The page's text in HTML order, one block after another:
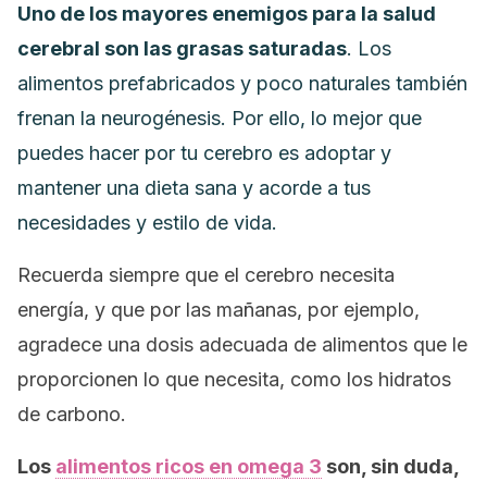
Uno de los mayores enemigos para la salud
cerebral son las grasas saturadas. Los
alimentos prefabricados y poco naturales también
frenan la neurogénesis. Por ello, lo mejor que
puedes hacer por tu cerebro es adoptar y
mantener una dieta sana y acorde a tus
necesidades y estilo de vida.
Recuerda siempre que el cerebro necesita
energía, y que por las mañanas, por ejemplo,
agradece una dosis adecuada de alimentos que le
proporcionen lo que necesita, como los hidratos
de carbono.
Los alimentos ricos en omega 3 son, sin duda,